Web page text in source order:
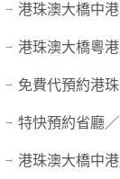
港珠澳大橋中
港珠澳大橋粵
免費代預約港
特快預約省廳
港珠澳大橋中